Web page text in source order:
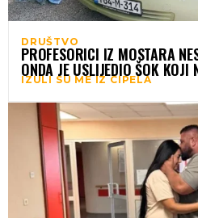
DRUŠTVO
PROFESORICI IZ MOSTARA
ONDA JE USLIJEDIO ŠOK KOJI
IZULI SU ME IZ CIPELA